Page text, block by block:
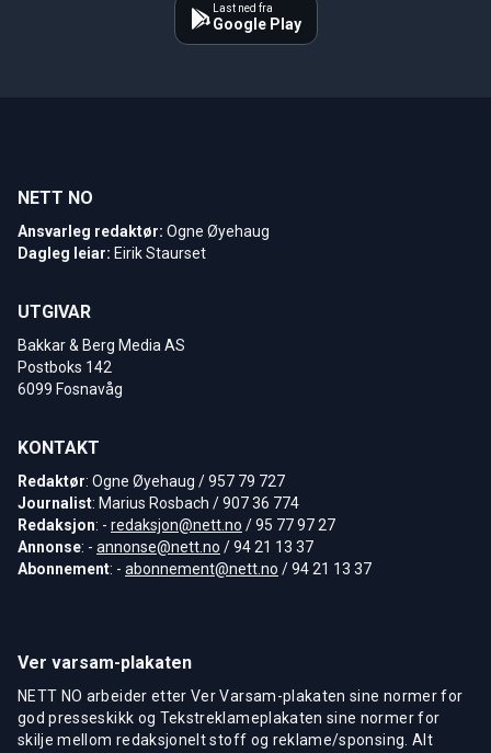
Last ned fra
Google Play
NETT NO
Ansvarleg redaktør: Ogne Øyehaug
Dagleg leiar: Eirik Staurset
UTGIVAR
Bakkar & Berg Media AS
Postboks 142
6099 Fosnavåg
KONTAKT
Redaktør: Ogne Øyehaug / 957 79 727
Journalist: Marius Rosbach / 907 36 774
Redaksjon: - redaksjon@nett.no / 95 77 97 27
Annonse: - annonse@nett.no / 94 21 13 37
Abonnement: - abonnement@nett.no / 94 21 13 37
Ver varsam-plakaten
NETT NO arbeider etter Ver Varsam-plakaten sine normer for
god presseskikk og Tekstreklameplakaten sine normer for
skilje mellom redaksjonelt stoff og reklame/sponsing. Alt